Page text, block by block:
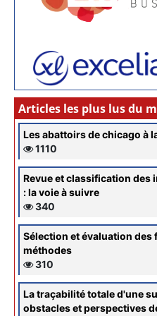
Articles les plus lus du
Les abattoirs de chicago à
1110
Revue et classification
: la voie à suivre
340
Sélection et évaluation
méthodes
310
La traçabilité totale d'une
obstacles et perspectives